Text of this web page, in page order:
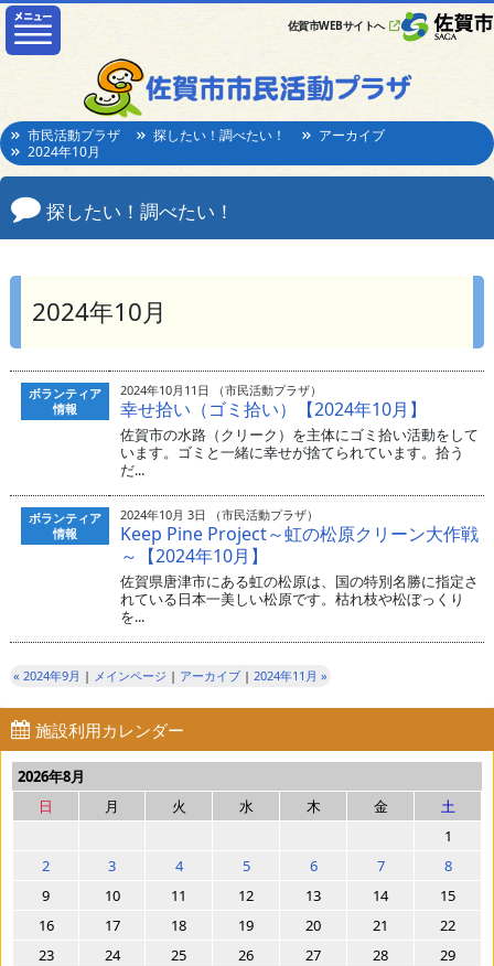
佐賀市WEBサイトへ
市民活動プラザ 探したい！調べたい！
アーカイブ
2024年10月
探したい！調べたい！
2024年10月
ボランティア
情報
2024年10月11日 （市民活動プラザ）
幸せ拾い（ゴミ拾い）【2024年10月】
佐賀市の水路（クリーク）を主体にゴミ拾い活動をして
います。ゴミと一緒に幸せが捨てられています。拾う
だ...
ボランティア
情報
2024年10月 3日 （市民活動プラザ）
Keep Pine Project～虹の松原クリーン大作戦
～【2024年10月】
佐賀県唐津市にある虹の松原は、国の特別名勝に指定さ
れている日本一美しい松原です。枯れ枝や松ぼっくり
を...
« 2024年9月 | メインページ | アーカイブ| 2024年11月 »
施設利用カレンダー
2026年8月
日
月 火 水 木 金
土
1
2
3 4 5 6 7
8
9
10 11 12 13 14
15
16
17 18 19 20 21
22
23
24 25 26 27 28
29